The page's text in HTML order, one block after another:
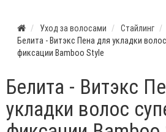
Уход за волосами
Стайлинг
Белита - Витэкс Пена для укладки
фиксации Bamboo Style
Белита - Витэкс
укладки волос